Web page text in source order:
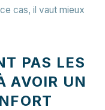
cas, il vaut mieux
PAS LES
AVOIR UN